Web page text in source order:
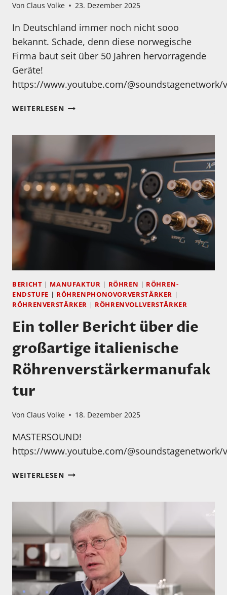
Von Claus Volke 23. Dezember 2025
In Deutschland immer noch nicht sooo
bekannt. Schade, denn diese norwegische
Firma baut seit über 50 Jahren hervorragende
Geräte!
https://www.youtube.com/@soundstagenetwork/
WEITERLESENEIN
ELECTROCOMPANIET
BERICHT | MANUFAKTUR | RÖHREN | RÖHREN-
ENDSTUFE | RÖHRENPHONOVORVERSTÄRKER |
RÖHRENVERSTÄRKER | RÖHRENVOLLVERSTÄRKER
Ein toller Bericht über die
großartige italienische
Röhrenverstärkermanufak
tur
Von Claus Volke 18. Dezember 2025
MASTERSOUND!
https://www.youtube.com/@soundstagenetwork/
WEITERLESENEIN
DIE
GROSSARTIGE I
TALIENISCHE R
ÖHRENVERSTÄRKERMANUFAKTUR